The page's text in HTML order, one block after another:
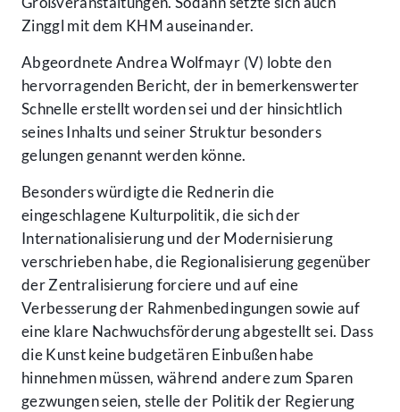
Zinggl mit dem KHM auseinander.
Abgeordnete Andrea Wolfmayr (V) lobte den
hervorragenden Bericht, der in bemerkenswerter
Schnelle erstellt worden sei und der hinsichtlich
seines Inhalts und seiner Struktur besonders
gelungen genannt werden könne.
Besonders würdigte die Rednerin die
eingeschlagene Kulturpolitik, die sich der
Internationalisierung und der Modernisierung
verschrieben habe, die Regionalisierung gegenüber
der Zentralisierung forciere und auf eine
Verbesserung der Rahmenbedingungen sowie auf
eine klare Nachwuchsförderung abgestellt sei. Dass
die Kunst keine budgetären Einbußen habe
hinnehmen müssen, während andere zum Sparen
gezwungen seien, stelle der Politik der Regierung